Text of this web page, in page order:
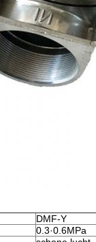
DMF-Y
0.3·0.6MPa